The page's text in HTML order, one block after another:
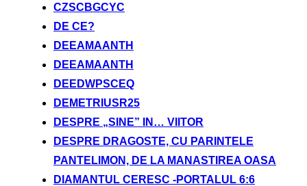
CZSCBGCYC
DE CE?
DEEAMAANTH
DEEAMAANTH
DEEDWPSCEQ
DEMETRIUSR25
DESPRE „SINE” IN… VIITOR
DESPRE DRAGOSTE, CU PARINTELE
PANTELIMON, DE LA MANASTIREA OASA
DIAMANTUL CERESC -PORTALUL 6:6